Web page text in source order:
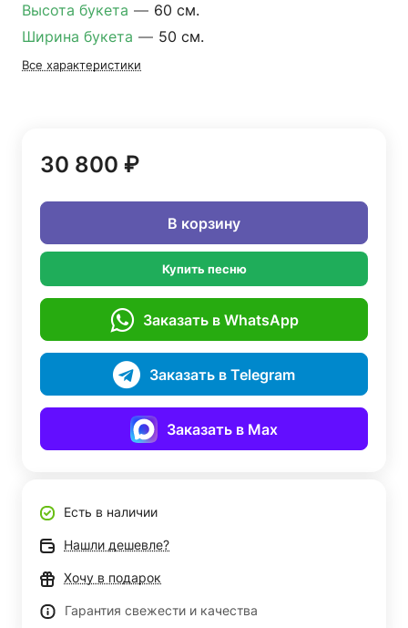
Высота букета — 60 см.
Ширина букета — 50 см.
Все характеристики
30 800 ₽
В корзину
Купить песню
Заказать в WhatsApp
Заказать в Telegram
Заказать в Max
Есть в наличии
Нашли дешевле?
Хочу в подарок
Гарантия свежести и качества